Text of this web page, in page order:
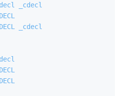
_cdecl
_cdecl